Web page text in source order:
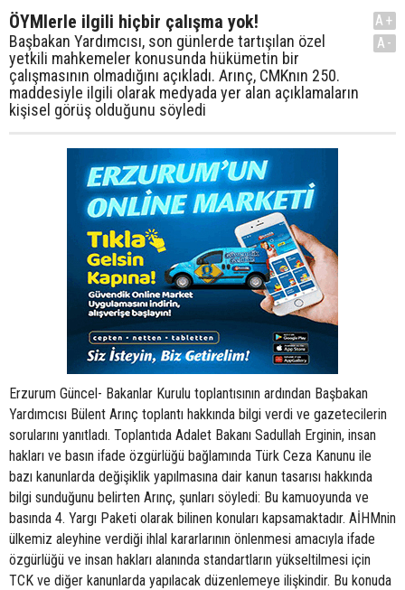
ÖYMlerle ilgili hiçbir çalışma yok!
Başbakan Yardımcısı, son günlerde tartışılan özel
yetkili mahkemeler konusunda hükümetin bir
çalışmasının olmadığını açıkladı. Arınç, CMKnın 250.
maddesiyle ilgili olarak medyada yer alan açıklamaların
kişisel görüş olduğunu söyledi
A+
A-
Erzurum Güncel- Bakanlar Kurulu toplantısının ardından Başbakan
Yardımcısı Bülent Arınç toplantı hakkında bilgi verdi ve gazetecilerin
sorularını yanıtladı. Toplantıda Adalet Bakanı Sadullah Erginin, insan
hakları ve basın ifade özgürlüğü bağlamında Türk Ceza Kanunu ile
bazı kanunlarda değişiklik yapılmasına dair kanun tasarısı hakkında
bilgi sunduğunu belirten Arınç, şunları söyledi: Bu kamuoyunda ve
basında 4. Yargı Paketi olarak bilinen konuları kapsamaktadır. AİHMnin
ülkemiz aleyhine verdiği ihlal kararlarının önlenmesi amacıyla ifade
özgürlüğü ve insan hakları alanında standartların yükseltilmesi için
TCK ve diğer kanunlarda yapılacak düzenlemeye ilişkindir. Bu konuda